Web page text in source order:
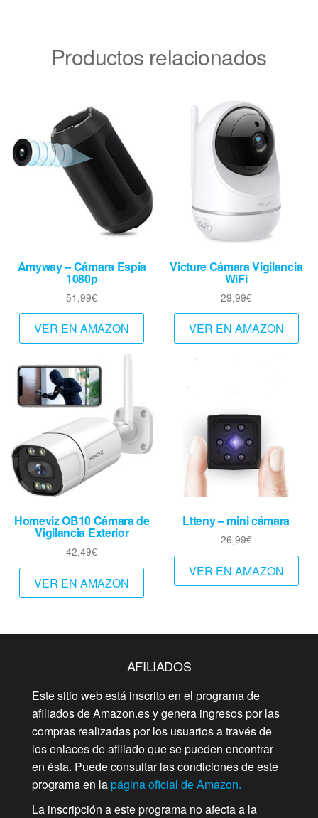
Productos relacionados
Amyway – Cámara Espía
1080p
51,99€
VER EN AMAZON
Victure Cámara Vigilancia
WiFi
29,99€
VER EN AMAZON
Homeviz OB10 Cámara de
Vigilancia Exterior
42,49€
VER EN AMAZON
Ltteny – mini cámara
26,99€
VER EN AMAZON
AFILIADOS
Este sitio web está inscrito en el programa de
afiliados de Amazon.es y genera ingresos por las
compras realizadas por los usuarios a través de
los enlaces de afiliado que se pueden encontrar
en ésta. Puede consultar las condiciones de este
programa en lapágina oficial de Amazon.
La inscripción a este programa no afecta a la